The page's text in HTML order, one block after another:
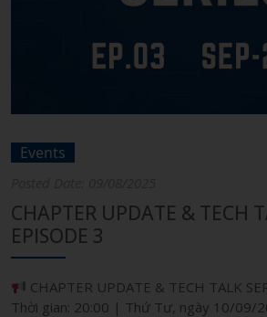
Events
CHAPTER UPDATE & TECH
EPISODE 3
CHAPTER UPDATE & TECH TALK
Thời gian: 20:00 | Thứ Tư, ngày 10/09/